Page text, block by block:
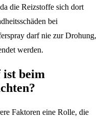
die Reizstoffe sich dort
bei
darf nie zur Drohung,
werden.
beim
Faktoren eine Rolle, die